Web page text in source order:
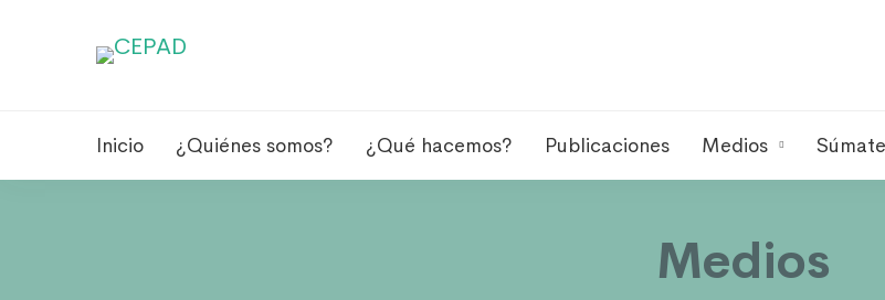
Inicio ¿Quiénes somos? ¿Qué hacemos? Publicaciones Medios Súmate
Medios